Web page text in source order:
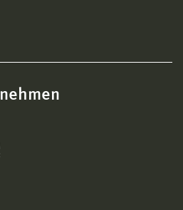
on Very High Cycle Fatigue,
Mechanisms in the VHCF-
de la Fractura 28, Vol. 1,